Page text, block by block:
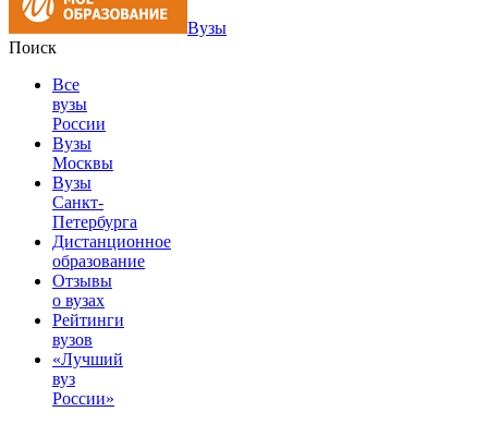
Вузы
Поиск
Все
вузы
России
Вузы
Москвы
Вузы
Санкт-
Петербурга
Дистанционное
образование
Отзывы
о вузах
Рейтинги
вузов
«Лучший
вуз
России»